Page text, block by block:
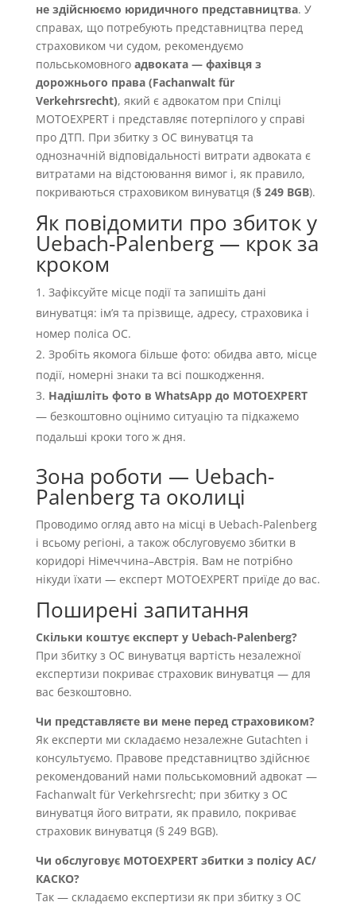
не здійснюємо юридичного представництва. У
справах, що потребують представництва перед
страховиком чи судом, рекомендуємо
польськомовного адвоката — фахівця з
дорожнього права (Fachanwalt für
Verkehrsrecht), який є адвокатом при Спілці
MOTOEXPERT і представляє потерпілого у справі
про ДТП. При збитку з OC винуватця та
однозначній відповідальності витрати адвоката є
витратами на відстоювання вимог і, як правило,
покриваються страховиком винуватця (§ 249 BGB).
Як повідомити про збиток у
Uebach-Palenberg — крок за
кроком
Зафіксуйте місце події та запишіть дані
винуватця: імʼя та прізвище, адресу, страховика і
номер поліса OC.
Зробіть якомога більше фото: обидва авто, місце
події, номерні знаки та всі пошкодження.
Надішліть фото в WhatsApp до MOTOEXPERT
— безкоштовно оцінимо ситуацію та підкажемо
подальші кроки того ж дня.
Зона роботи — Uebach-
Palenberg та околиці
Проводимо огляд авто на місці в Uebach-Palenberg
і всьому регіоні, а також обслуговуємо збитки в
коридорі Німеччина–Австрія. Вам не потрібно
нікуди їхати — експерт MOTOEXPERT приїде до вас.
Поширені запитання
Скільки коштує експерт у Uebach-Palenberg?
При збитку з OC винуватця вартість незалежної
експертизи покриває страховик винуватця — для
вас безкоштовно.
Чи представляєте ви мене перед страховиком?
Як експерти ми складаємо незалежне Gutachten і
консультуємо. Правове представництво здійснює
рекомендований нами польськомовний адвокат —
Fachanwalt für Verkehrsrecht; при збитку з OC
винуватця його витрати, як правило, покриває
страховик винуватця (§ 249 BGB).
Чи обслуговує MOTOEXPERT збитки з полісу AC/
КАСКО?
Так — складаємо експертизи як при збитку з OC